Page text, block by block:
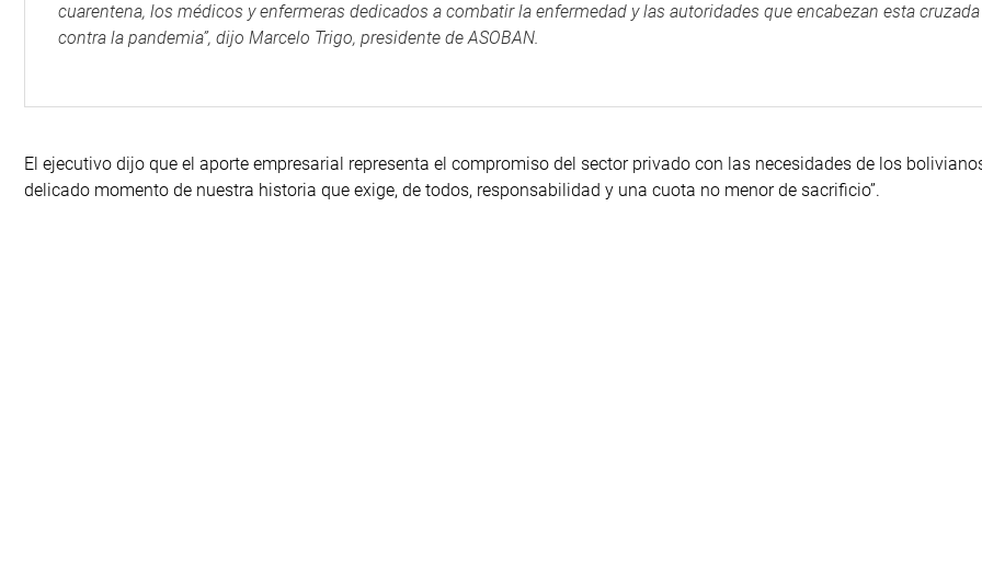
cuarentena, los médicos y enfermeras dedicados a combatir la enfermedad y las autoridades que encabezan esta cruzada
contra la pandemia”, dijo Marcelo Trigo, presidente de ASOBAN.
El ejecutivo dijo que el aporte empresarial representa el compromiso del sector privado con las necesidades de los
delicado momento de nuestra historia que exige, de todos, responsabilidad y una cuota no menor de sacrificio”.